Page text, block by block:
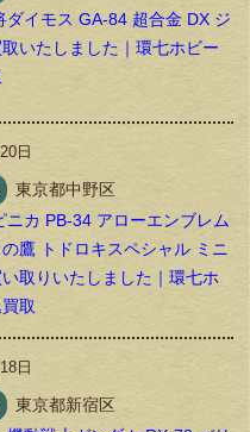
ダイモス GA-84 超合金 DX ジ
いたしました｜環七ホビー
日
東京都中野区
ニカ PB-34 アローエンブレム
鷹 トドロキスペシャル ミニ
取りいたしました｜環七ホ
取
日
東京都新宿区